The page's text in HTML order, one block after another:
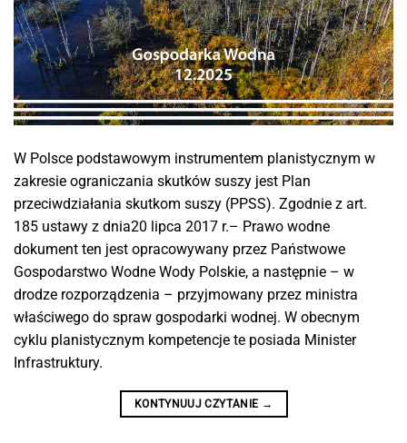
W Polsce podstawowym instrumentem planistycznym w
zakresie ograniczania skutków suszy jest Plan
przeciwdziałania skutkom suszy (PPSS). Zgodnie z art.
185 ustawy z dnia20 lipca 2017 r.– Prawo wodne
dokument ten jest opracowywany przez Państwowe
Gospodarstwo Wodne Wody Polskie, a następnie – w
drodze rozporządzenia – przyjmowany przez ministra
właściwego do spraw gospodarki wodnej. W obecnym
cyklu planistycznym kompetencje te posiada Minister
Infrastruktury.
KONTYNUUJ CZYTANIE →